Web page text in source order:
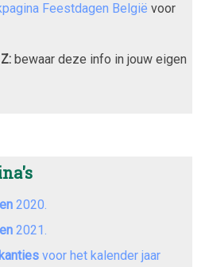
Feestdagen België voor
bewaar deze info in jouw eigen
2020
2021
voor het kalender jaar